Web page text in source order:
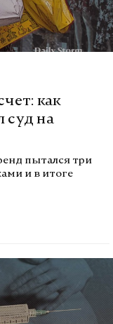
как
суд на
пытался три
и в итоге